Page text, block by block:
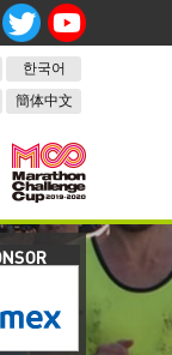
한국어
簡体中文